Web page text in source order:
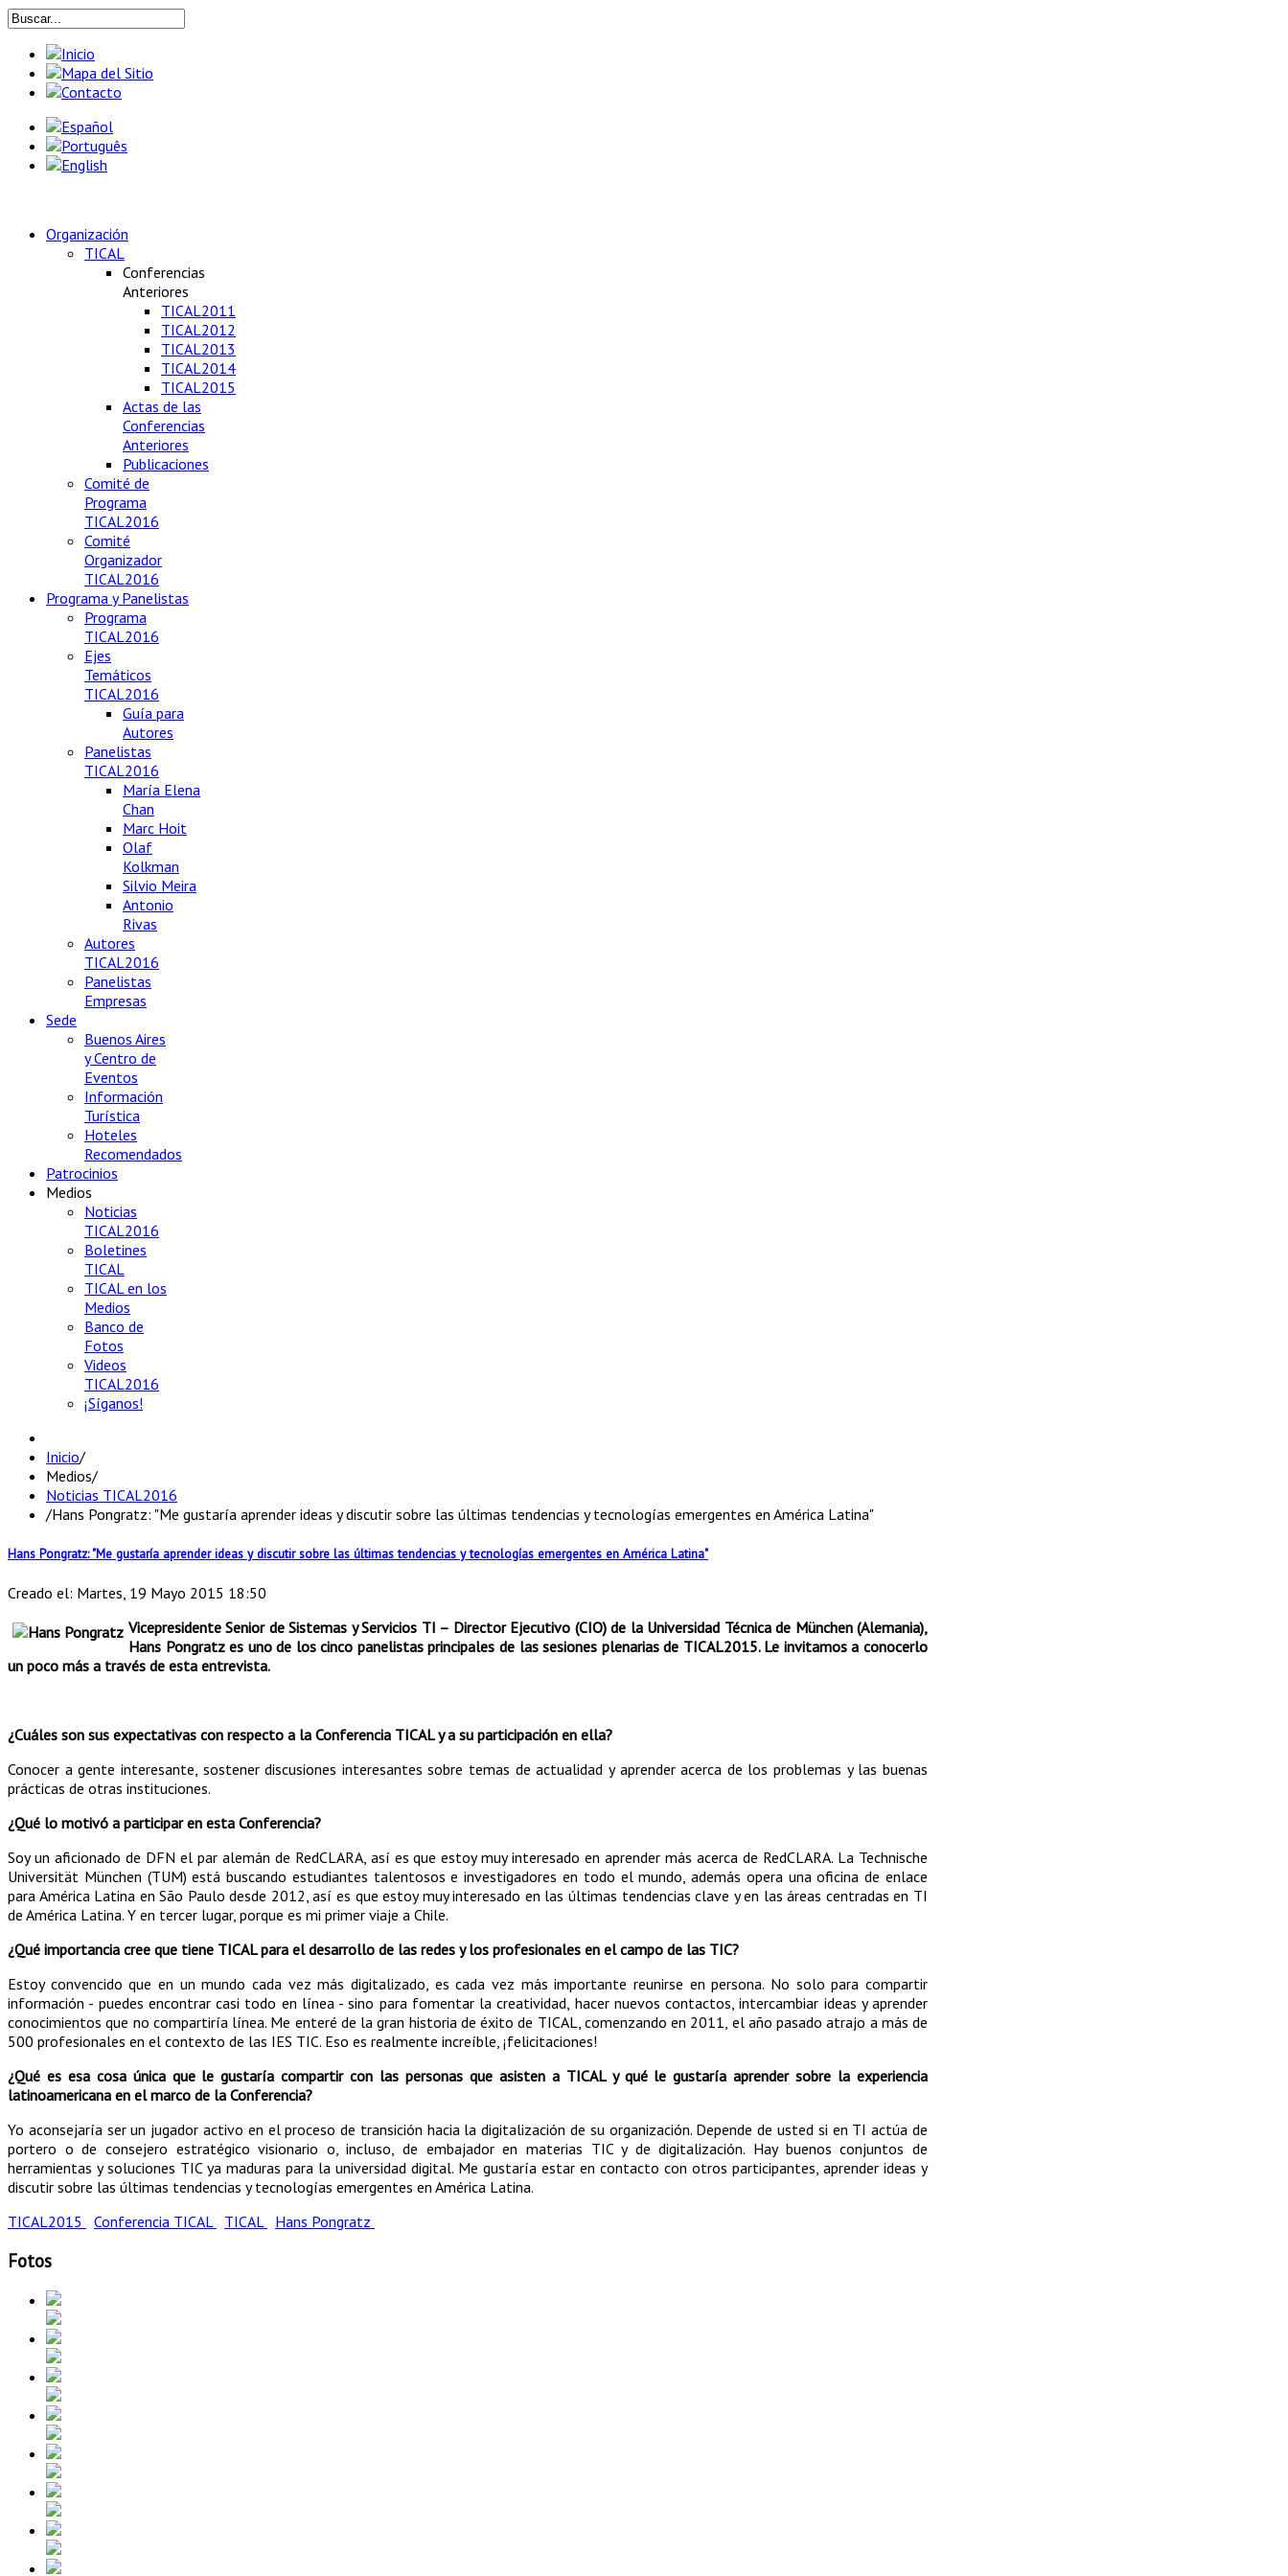
Organización
TICAL
Conferencias
Anteriores
TICAL2011
TICAL2012
TICAL2013
TICAL2014
TICAL2015
Actas de las
Conferencias
Anteriores
Publicaciones
Comité de
Programa
TICAL2016
Comité
Organizador
TICAL2016
Programa y Panelistas
Programa
TICAL2016
Ejes
Temáticos
TICAL2016
Guía para
Autores
Panelistas
TICAL2016
María Elena
Chan
Marc Hoit
Olaf
Kolkman
Silvio Meira
Antonio
Rivas
Autores
TICAL2016
Panelistas
Empresas
Sede
Buenos Aires
y Centro de
Eventos
Información
Turística
Hoteles
Recomendados
Patrocinios
Medios
Noticias
TICAL2016
Boletines
TICAL
TICAL en los
Medios
Banco de
Fotos
Videos
TICAL2016
¡Síganos!
Inicio/
Medios/
Noticias TICAL2016
/Hans Pongratz: "Me gustaría aprender ideas y discutir sobre las últimas tendencias y tecnologías emergentes en América Latina"
Hans Pongratz: "Me gustaría aprender ideas y discutir sobre las últimas tendencias y tecnologías emergentes en América Latina"
Creado el: Martes, 19 Mayo 2015 18:50
Vicepresidente Senior de Sistemas y Servicios TI – Director Ejecutivo (CIO) de la Universidad Técnica de München (Alemania),
Hans Pongratz es uno de los cinco panelistas principales de las sesiones plenarias de TICAL2015. Le invitamos a conocerlo
un poco más a través de esta entrevista.
¿Cuáles son sus expectativas con respecto a la Conferencia TICAL y a su participación en ella?
Conocer a gente interesante, sostener discusiones interesantes sobre temas de actualidad y aprender acerca de los problemas y las buenas
prácticas de otras instituciones.
¿Qué lo motivó a participar en esta Conferencia?
Soy un aficionado de DFN el par alemán de RedCLARA, así es que estoy muy interesado en aprender más acerca de RedCLARA. La Technische
Universität München (TUM) está buscando estudiantes talentosos e investigadores en todo el mundo, además opera una oficina de enlace
para América Latina en São Paulo desde 2012, así es que estoy muy interesado en las últimas tendencias clave y en las áreas centradas en TI
de América Latina. Y en tercer lugar, porque es mi primer viaje a Chile.
¿Qué importancia cree que tiene TICAL para el desarrollo de las redes y los profesionales en el campo de las TIC?
Estoy convencido que en un mundo cada vez más digitalizado, es cada vez más importante reunirse en persona. No solo para compartir
información - puedes encontrar casi todo en línea - sino para fomentar la creatividad, hacer nuevos contactos, intercambiar ideas y aprender
conocimientos que no compartiría línea. Me enteré de la gran historia de éxito de TICAL, comenzando en 2011, el año pasado atrajo a más de
500 profesionales en el contexto de las IES TIC. Eso es realmente increíble, ¡felicitaciones!
¿Qué es esa cosa única que le gustaría compartir con las personas que asisten a TICAL y qué le gustaría aprender sobre la experiencia
latinoamericana en el marco de la Conferencia?
Yo aconsejaría ser un jugador activo en el proceso de transición hacia la digitalización de su organización. Depende de usted si en TI actúa de
portero o de consejero estratégico visionario o, incluso, de embajador en materias TIC y de digitalización. Hay buenos conjuntos de
herramientas y soluciones TIC ya maduras para la universidad digital. Me gustaría estar en contacto con otros participantes, aprender ideas y
discutir sobre las últimas tendencias y tecnologías emergentes en América Latina.
TICAL2015
Conferencia TICAL TICAL Hans Pongratz
Fotos